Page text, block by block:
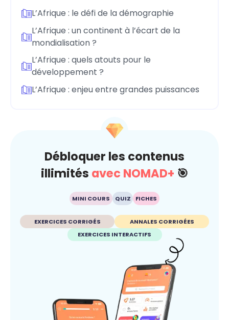
L’Afrique : le défi de la démographie
L’Afrique : un continent à l’écart de la
mondialisation ?
L’Afrique : quels atouts pour le
développement ?
L’Afrique : enjeu entre grandes puissances
Débloquer les contenus
illimités avec NOMAD+ 🎯
MINI COURS QUIZ FICHES
EXERCICES CORRIGÉS
ANNALES CORRIGÉES
EXERCICES INTERACTIFS